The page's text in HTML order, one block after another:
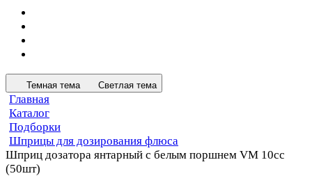
Темная тема Светлая тема
Главная
Каталог
Подборки
Шприцы для дозирования флюса
Шприц дозатора янтарный с белым поршнем VM 10cc
(50шт)